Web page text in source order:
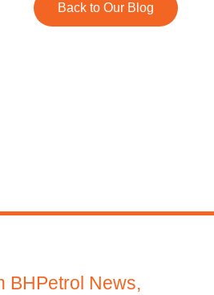
Back to Our Blog
BHPetrol News,